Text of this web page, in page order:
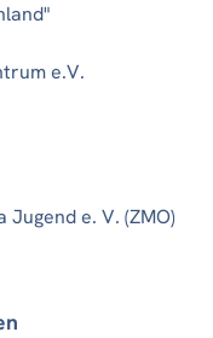
e.V.
e. V. (ZMO)